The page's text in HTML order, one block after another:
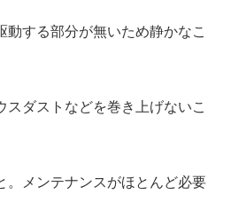
動する部分が無いため静かなこ
スダストなどを巻き上げないこ
。メンテナンスがほとんど必要